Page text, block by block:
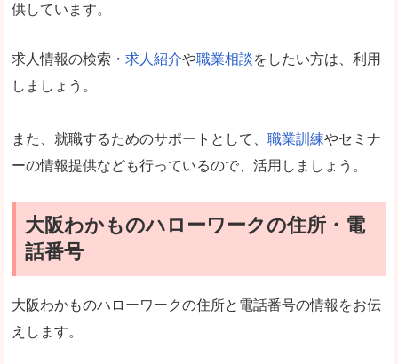
供しています。
求人情報の検索・ 求人紹介や職業相談をしたい方は、利用
しましょう。
また、就職するためのサポートとして、 職業訓練やセミナ
ーの情報提供なども行っているので、活用しましょう。
大阪わかものハローワークの住所・電
話番号
大阪わかものハローワークの住所と電話番号の情報をお伝
えします。